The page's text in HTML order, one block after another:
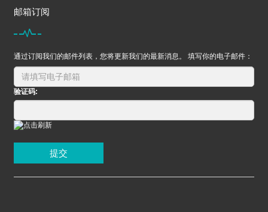
邮箱订阅
通过订阅我们的邮件列表，您将更新我们的最新消息。 填写你的电子邮件：
验证码:
提交